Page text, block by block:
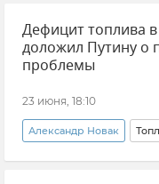
Экономика
Дефицит топлива
доложил Путину о
проблемы
23 июня, 18:10
Александр Новак
Новости Крыма